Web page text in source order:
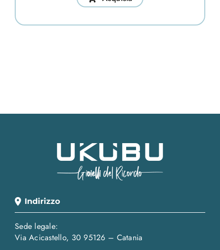
Indirizzo
Sede legale:
Via Acicastello, 30 95126 – Catania